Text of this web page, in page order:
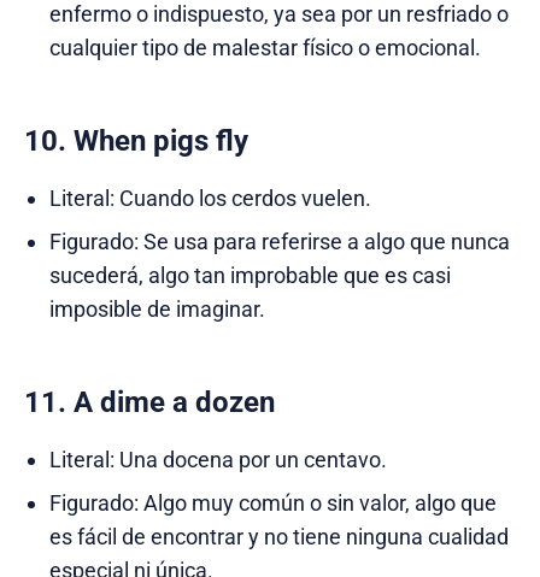
enfermo o indispuesto, ya sea por un resfriado o
cualquier tipo de malestar físico o emocional.
10. When pigs fly
Literal: Cuando los cerdos vuelen.
Figurado: Se usa para referirse a algo que nunca
sucederá, algo tan improbable que es casi
imposible de imaginar.
11. A dime a dozen
Literal: Una docena por un centavo.
Figurado: Algo muy común o sin valor, algo que
es fácil de encontrar y no tiene ninguna cualidad
especial ni única.